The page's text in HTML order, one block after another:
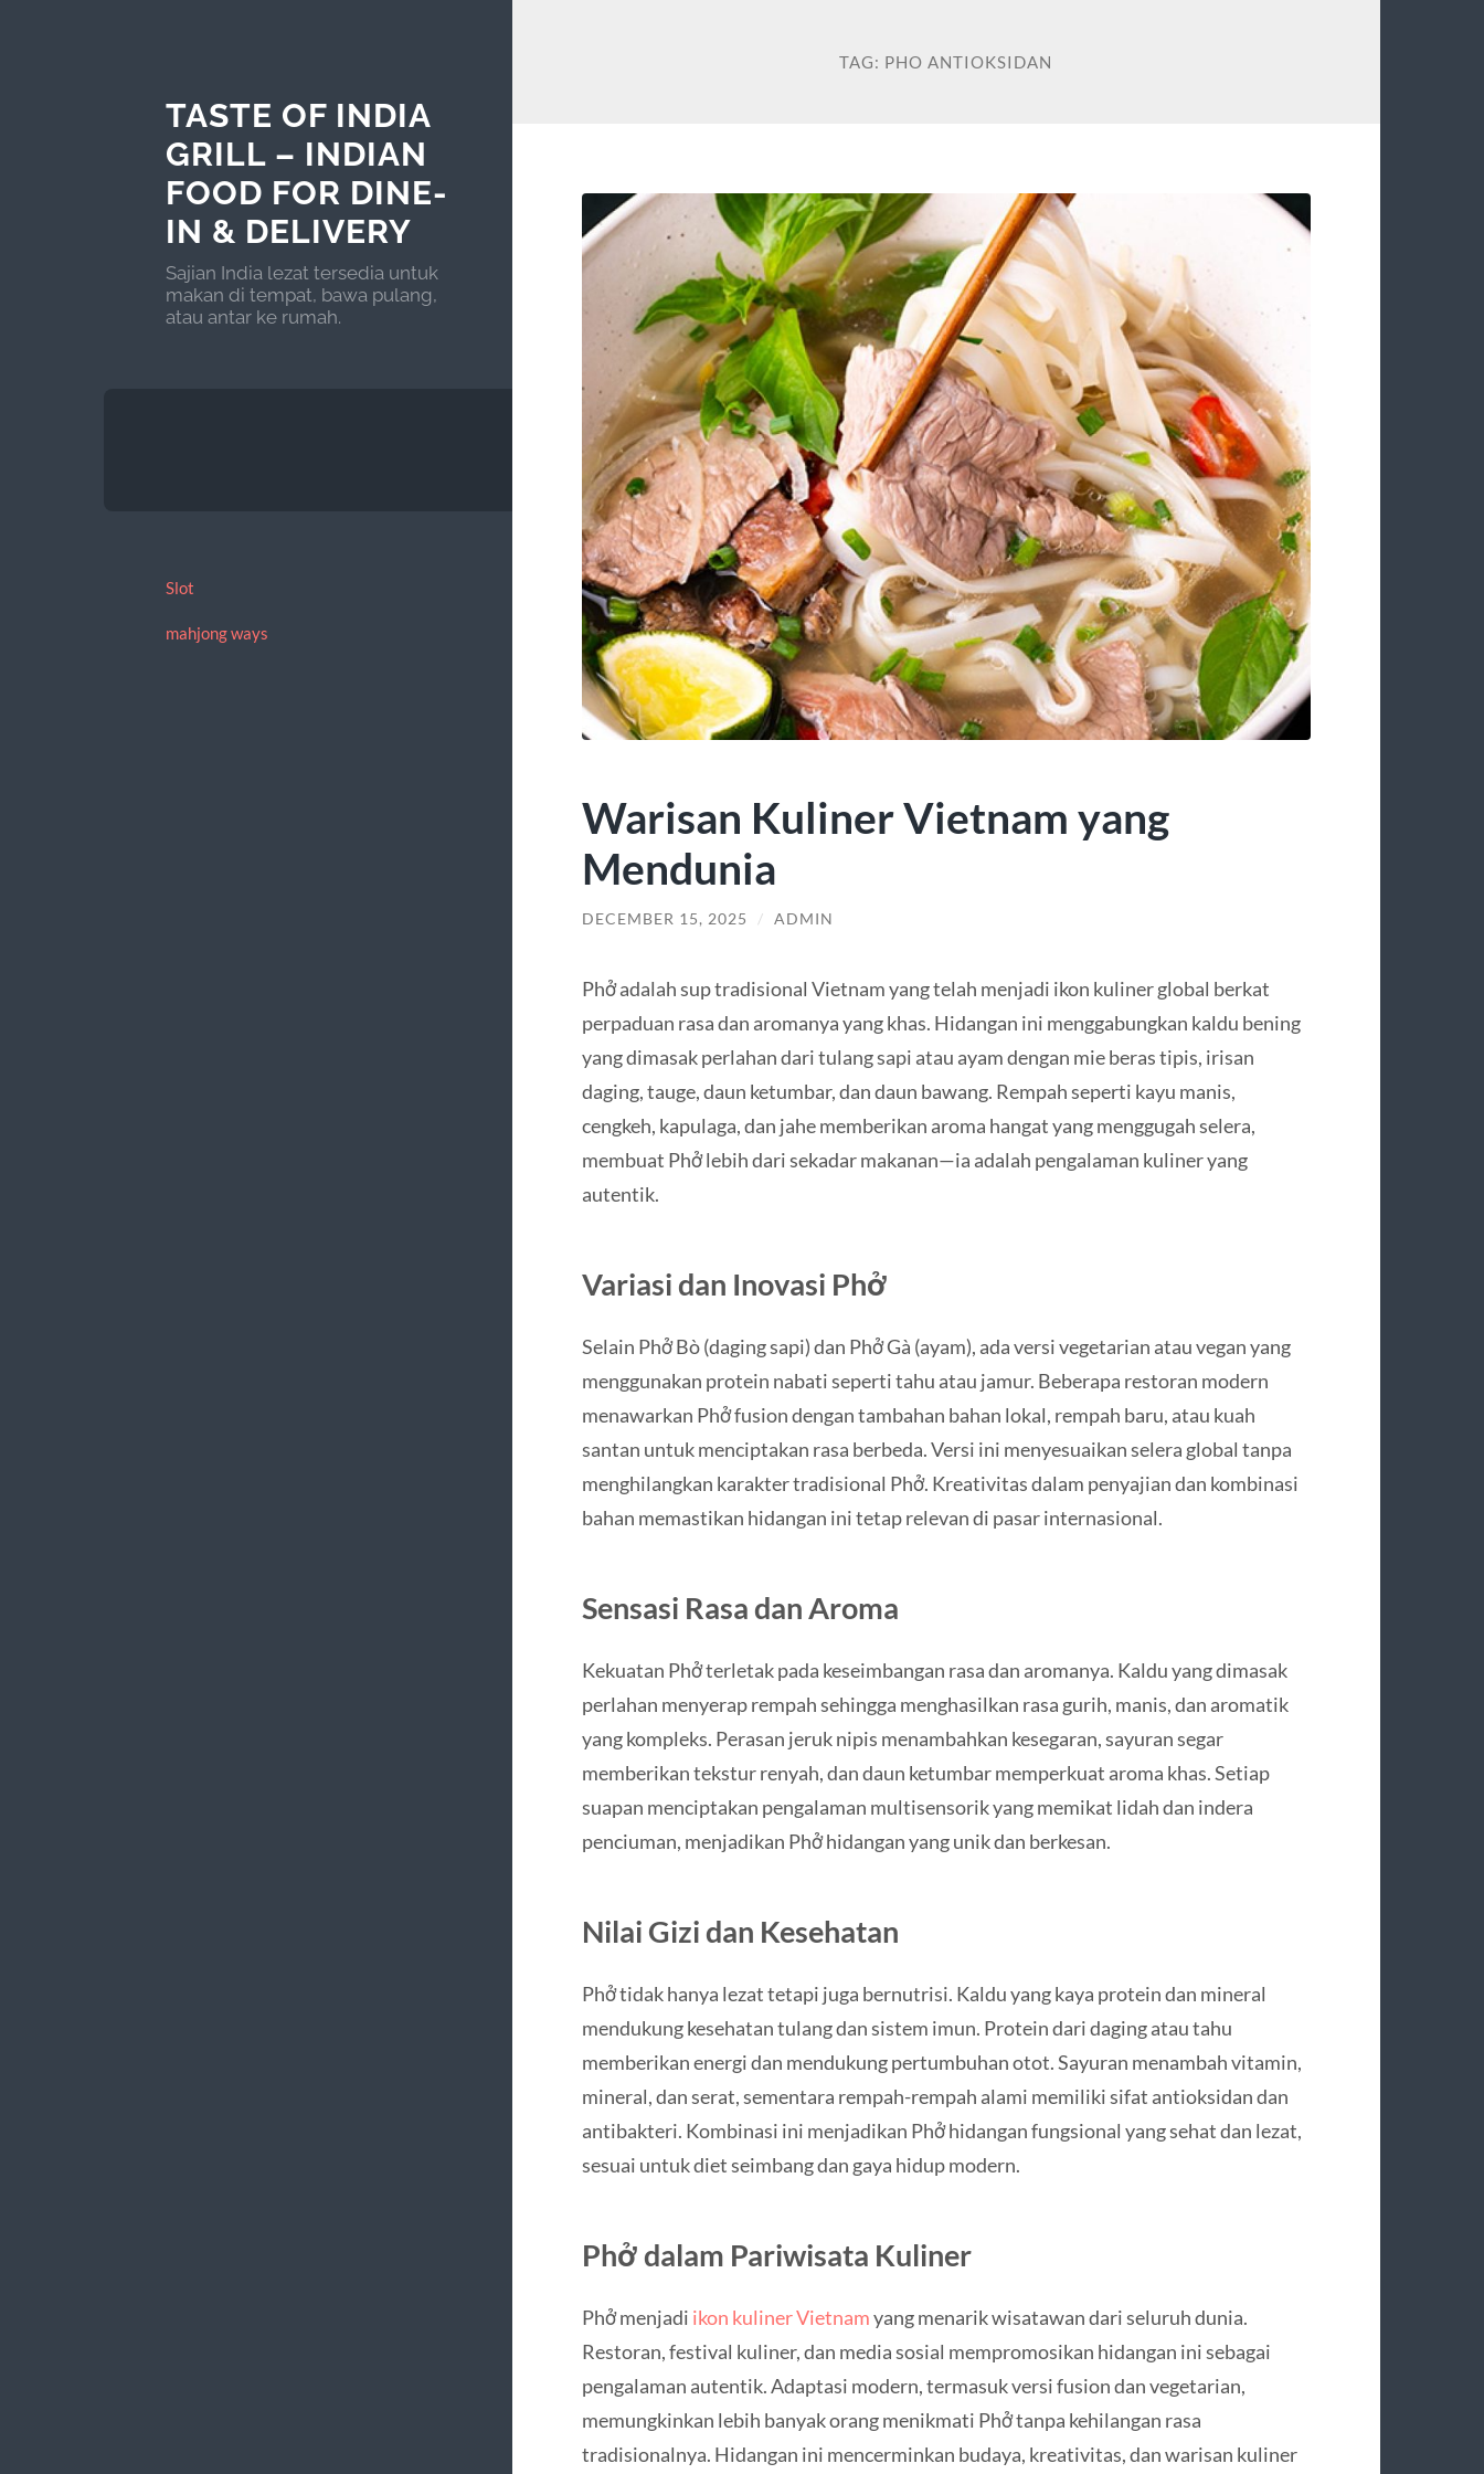
TASTE OF INDIA
GRILL – INDIAN
FOOD FOR DINE-
IN & DELIVERY
Sajian India lezat tersedia untuk
makan di tempat, bawa pulang,
atau antar ke rumah.
Slot
mahjong ways
TAG: PHO ANTIOKSIDAN
Warisan Kuliner Vietnam yang
Mendunia
DECEMBER 15, 2025 / ADMIN
Phở adalah sup tradisional Vietnam yang telah menjadi ikon kuliner global berkat
perpaduan rasa dan aromanya yang khas. Hidangan ini menggabungkan kaldu bening
yang dimasak perlahan dari tulang sapi atau ayam dengan mie beras tipis, irisan
daging, tauge, daun ketumbar, dan daun bawang. Rempah seperti kayu manis,
cengkeh, kapulaga, dan jahe memberikan aroma hangat yang menggugah selera,
membuat Phở lebih dari sekadar makanan—ia adalah pengalaman kuliner yang
autentik.
Variasi dan Inovasi Phở
Selain Phở Bò (daging sapi) dan Phở Gà (ayam), ada versi vegetarian atau vegan yang
menggunakan protein nabati seperti tahu atau jamur. Beberapa restoran modern
menawarkan Phở fusion dengan tambahan bahan lokal, rempah baru, atau kuah
santan untuk menciptakan rasa berbeda. Versi ini menyesuaikan selera global tanpa
menghilangkan karakter tradisional Phở. Kreativitas dalam penyajian dan kombinasi
bahan memastikan hidangan ini tetap relevan di pasar internasional.
Sensasi Rasa dan Aroma
Kekuatan Phở terletak pada keseimbangan rasa dan aromanya. Kaldu yang dimasak
perlahan menyerap rempah sehingga menghasilkan rasa gurih, manis, dan aromatik
yang kompleks. Perasan jeruk nipis menambahkan kesegaran, sayuran segar
memberikan tekstur renyah, dan daun ketumbar memperkuat aroma khas. Setiap
suapan menciptakan pengalaman multisensorik yang memikat lidah dan indera
penciuman, menjadikan Phở hidangan yang unik dan berkesan.
Nilai Gizi dan Kesehatan
Phở tidak hanya lezat tetapi juga bernutrisi. Kaldu yang kaya protein dan mineral
mendukung kesehatan tulang dan sistem imun. Protein dari daging atau tahu
memberikan energi dan mendukung pertumbuhan otot. Sayuran menambah vitamin,
mineral, dan serat, sementara rempah-rempah alami memiliki sifat antioksidan dan
antibakteri. Kombinasi ini menjadikan Phở hidangan fungsional yang sehat dan lezat,
sesuai untuk diet seimbang dan gaya hidup modern.
Phở dalam Pariwisata Kuliner
Phở menjadi ikon kuliner Vietnamyang menarik wisatawan dari seluruh dunia.
Restoran, festival kuliner, dan media sosial mempromosikan hidangan ini sebagai
pengalaman autentik. Adaptasi modern, termasuk versi fusion dan vegetarian,
memungkinkan lebih banyak orang menikmati Phở tanpa kehilangan rasa
tradisionalnya. Hidangan ini mencerminkan budaya, kreativitas, dan warisan kuliner